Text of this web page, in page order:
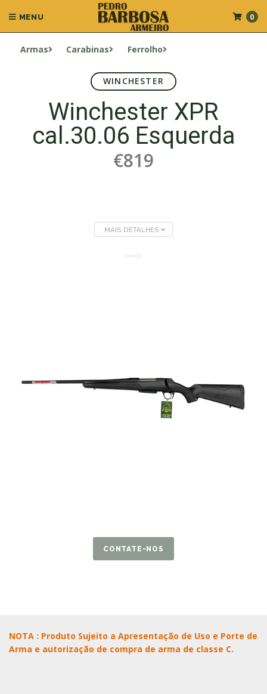
MENU 0
Armas Carabinas Ferrolho
WINCHESTER
Winchester XPR
cal.30.06 Esquerda
€819
MAIS DETALHES
CONTATE-NOS
NOTA : Produto Sujeito a Apresentação de Uso e Porte de
Arma e autorização de compra de arma de classe C.